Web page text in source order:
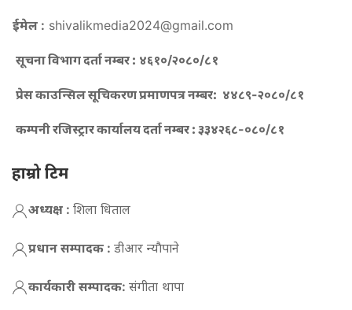
ईमेल : shivalikmedia2024@gmail.com
सूचना विभाग दर्ता नम्बर : ४६१०/२०८०/८१
प्रेस काउन्सिल सूचिकरण प्रमाणपत्र नम्बर: ४४८९-२०८०/८१
कम्पनी रजिस्ट्रार कार्यालय दर्ता नम्बर : ३३४२६८-०८०/८१
हाम्रो टिम
अध्यक्ष : शिला धिताल
प्रधान सम्पादक : डीआर न्याैपाने
कार्यकारी सम्पादक: संगीता थापा